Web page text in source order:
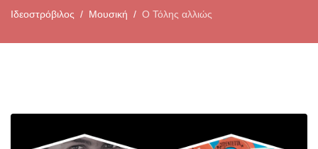
Ιδεοστρόβιλος Μουσική Ο Τόλης αλλιώς